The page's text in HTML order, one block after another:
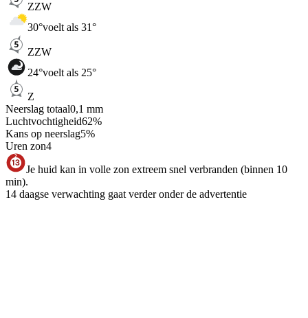
ZZW
30°voelt als 31°
ZZW
24°voelt als 25°
Z
Neerslag totaal0,1 mm
Luchtvochtigheid62%
Kans op neerslag5%
Uren zon4
Je huid kan in volle zon extreem snel verbranden (binnen 10
min).
14 daagse verwachting gaat verder onder de advertentie